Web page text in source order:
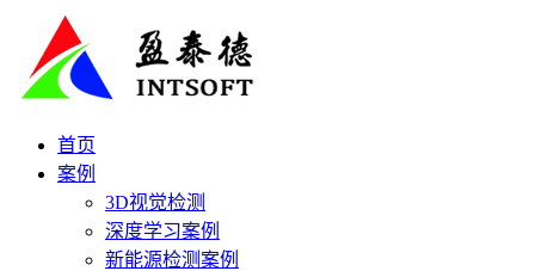
首页
案例
3D视觉检测
深度学习案例
新能源检测案例